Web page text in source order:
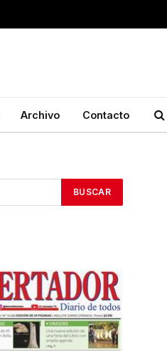
Archivo Contacto